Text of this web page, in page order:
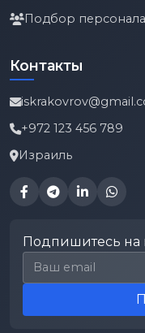
Подбор персонала
Контакты
+972 123 456 789
Израиль
Подпишитесь на
Email для